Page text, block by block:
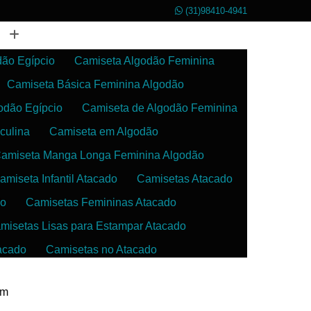
(31)98410-4941
Egípcio
Camiseta Algodão Feminina
Camiseta Básica Feminina Algodão
Egípcio
Camiseta de Algodão Feminina
Camiseta em Algodão
Manga Longa Feminina Algodão
Infantil Atacado
Camisetas Atacado
Camisetas Femininas Atacado
Lisas para Estampar Atacado
Camisetas no Atacado